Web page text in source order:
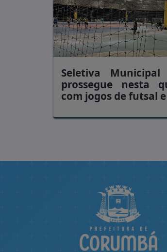
Seletiva Municipal
prossegue nesta
com jogos de futsal